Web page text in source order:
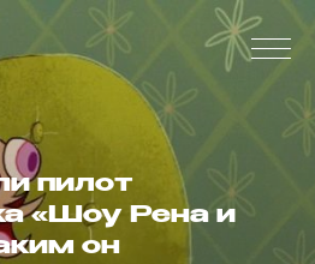
пилот
«Шоу Рена и
он